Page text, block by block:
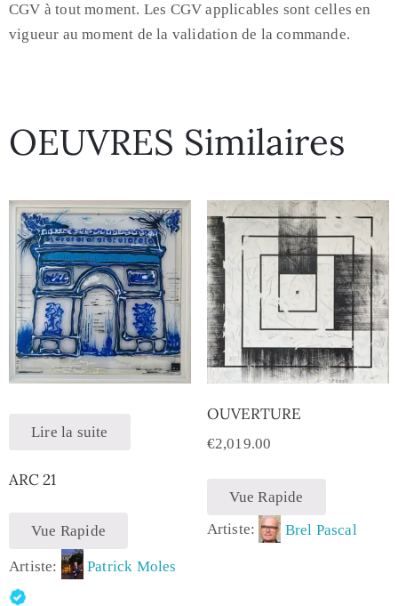
CGV à tout moment. Les CGV applicables sont celles en
vigueur au moment de la validation de la commande.
OEUVRES Similaires
Lire la suite
ARC 21
Vue Rapide
Artiste: Patrick Moles
OUVERTURE
€2,019.00
Vue Rapide
Artiste:
Brel Pascal